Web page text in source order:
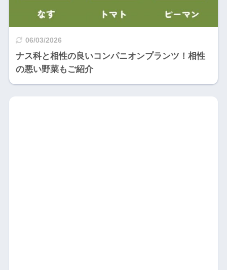
06/03/2026
ナス科と相性の良いコンパニオンプランツ！相性
の悪い野菜もご紹介